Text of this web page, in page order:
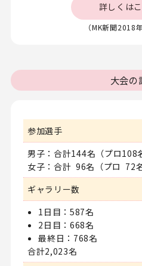
詳しくは
（MK新聞2018
大会の
参加選手
男子：合計144名 （プロ108
女子：合計 96名 （プロ 72
ギャラリー数
1日目：587名
2日目：668名
最終日：768名
合計2,023名